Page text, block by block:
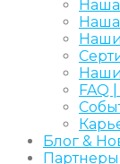
Наша
FAQ
Блог &
Партнеры